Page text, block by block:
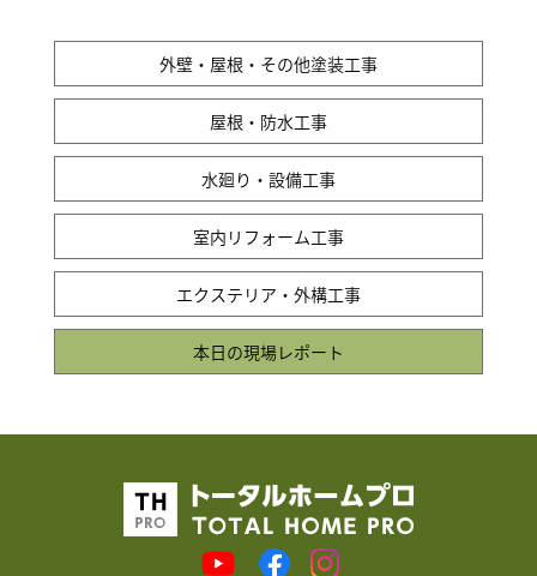
外壁・屋根・その他塗装工事
屋根・防水工事
水廻り・設備工事
室内リフォーム工事
エクステリア・外構工事
本日の現場レポート